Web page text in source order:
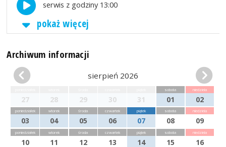
serwis z godziny 13:00
pokaż więcej
Archiwum informacji
sierpień 2026
27 28 29 30 31
sobota
01
niedziela
02
poniedziałek
03
wtorek
04
środa
05
czwartek
06
piątek
07
sobota
08
niedziela
09
poniedziałek
10
wtorek
11
środa
12
czwartek
13
piątek
14
sobota
15
niedziela
16